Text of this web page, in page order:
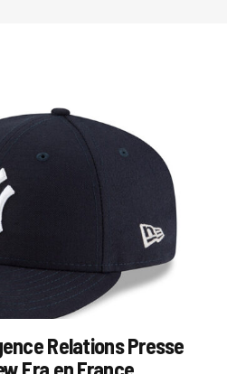
Relations Presse